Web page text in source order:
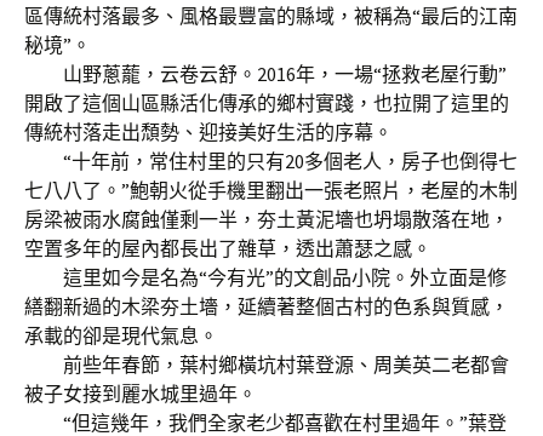
區傳統村落最多、風格最豐富的縣域，被稱為“最后的江南
秘境”。
山野蔥蘢，云卷云舒。2016年，一場“拯救老屋行動”
開啟了這個山區縣活化傳承的鄉村實踐，也拉開了這里的
傳統村落走出頹勢、迎接美好生活的序幕。
“十年前，常住村里的只有20多個老人，房子也倒得七
七八八了。”鮑朝火從手機里翻出一張老照片，老屋的木制
房梁被雨水腐蝕僅剩一半，夯土黃泥墻也坍塌散落在地，
空置多年的屋內都長出了雜草，透出蕭瑟之感。
這里如今是名為“今有光”的文創品小院。外立面是修
繕翻新過的木梁夯土墻，延續著整個古村的色系與質感，
承載的卻是現代氣息。
前些年春節，葉村鄉橫坑村葉登源、周美英二老都會
被子女接到麗水城里過年。
“但這幾年，我們全家老少都喜歡在村里過年。”葉登